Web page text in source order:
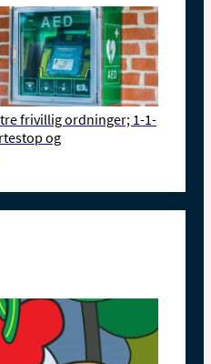
frivillig ordninger; 1-1-
og